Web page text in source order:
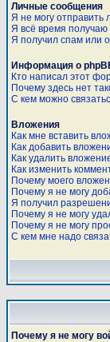
Личные сообщения
Я не могу отправить
Я всё время
Я получил спам или
Информация о
Кто написал этот
Почему здесь нет
С кем можно
Вложения
Как мне вставить
Как добавить
Как удалить
Как изменить
Почему моего
Почему я не могу
Я получил
Почему я не могу
Почему я не могу
С кем мне надо
Почему я не могу